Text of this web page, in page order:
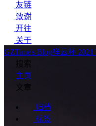
友链
致谢
开往
关于
GZTime's Blog祥云杯 2021
搜索
主页
文章
归档
标签